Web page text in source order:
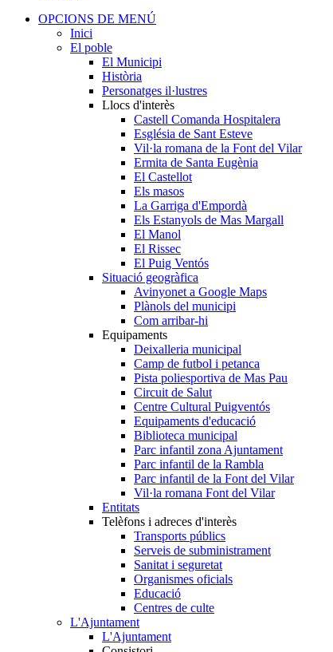
OPCIONS DE MENÚ
Inici
El poble
El Municipi
Història
Personatges il·lustres
Llocs d'interès
Castell Comanda Hospitalera
Església de Sant Esteve
Vil·la romana de la Font del Vilar
Ermita de Santa Eugènia
El Castellot
Els masos
La Garriga d'Empordà
Els Estanyols de Mas Margall
El Manol
El Rissec
El Puig Ventós
Situació geogràfica
Avinyonet a Google Maps
Plànols del municipi
Com arribar-hi
Equipaments
Deixalleria municipal
Camp de futbol i petanca
Pista poliesportiva de Mas Pau
Circuit de Salut
Centre Cultural Puigventós
Equipaments d'educació
Biblioteca municipal
Parc infantil zona Ajuntament
Parc infantil de la Rambla
Parc infantil de la Font del Vilar
Vil·la romana Font del Vilar
Entitats
Telèfons i adreces d'interès
Transports públics
Serveis de subministrament
Sanitat i seguretat
Organismes oficials
Educació
Centres de culte
L'Ajuntament
L'Ajuntament